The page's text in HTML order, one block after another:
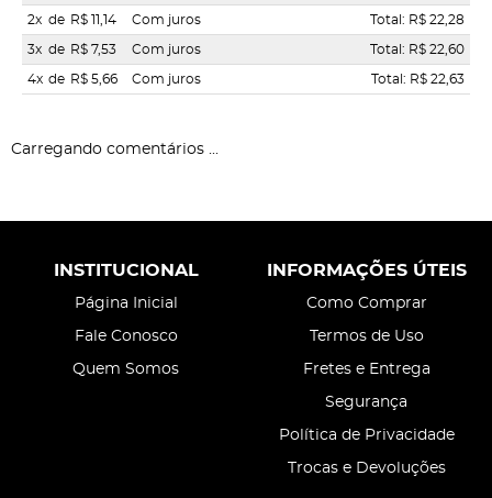
2x de R$ 11,14 Com juros Total: R$ 22,28
3x de R$ 7,53 Com juros Total: R$ 22,60
4x de R$ 5,66 Com juros Total: R$ 22,63
Carregando comentários ...
INSTITUCIONAL
Página Inicial
Fale Conosco
Quem Somos
INFORMAÇÕES ÚTEIS
Como Comprar
Termos de Uso
Fretes e Entrega
Segurança
Política de Privacidade
Trocas e Devoluções